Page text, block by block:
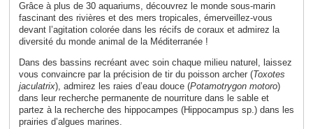
Grâce à plus de 30 aquariums, découvrez le monde sous-marin
fascinant des rivières et des mers tropicales, émerveillez-vous
devant l’agitation colorée dans les récifs de coraux et admirez la
diversité du monde animal de la Méditerranée !
Dans des bassins recréant avec soin chaque milieu naturel, laissez
vous convaincre par la précision de tir du poisson archer (Toxotes
jaculatrix), admirez les raies d’eau douce (Potamotrygon motoro)
dans leur recherche permanente de nourriture dans le sable et
partez à la recherche des hippocampes (Hippocampus sp.) dans les
prairies d’algues marines.